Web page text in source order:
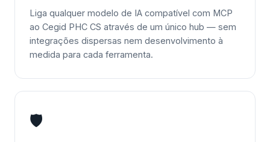
Liga qualquer modelo de IA compatível com MCP
ao Cegid PHC CS através de um único hub — sem
integrações dispersas nem desenvolvimento à
medida para cada ferramenta.
🛡️